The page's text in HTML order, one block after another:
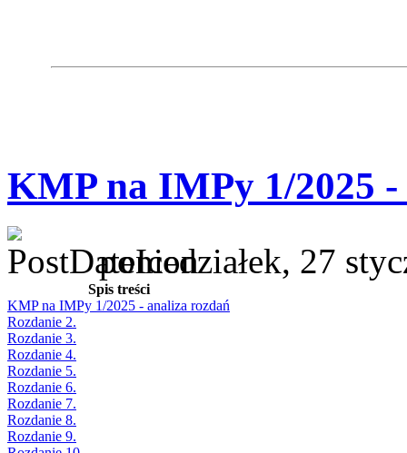
KMP na IMPy 1/2025
poniedziałek, 27
Spis treści
KMP na IMPy 1/2025 - analiza rozdań
Rozdanie 2.
Rozdanie 3.
Rozdanie 4.
Rozdanie 5.
Rozdanie 6.
Rozdanie 7.
Rozdanie 8.
Rozdanie 9.